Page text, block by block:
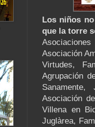
Los niños
que la torre
Asociación
Virtudes,
Agrupación
Asociación
Villena en
Juglàrea,